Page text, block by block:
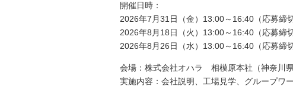
開催日時：
2026年7 月31 日（金） 13:00～ 16:40 （応募締
2026年8 月 18日（火） 13:00～ 16:40 （応募締
2026年8 月 26日（水） 13:00～ 16:40 （応募締
会場：株式会社オハラ 相模原本社（神奈川
実施内容：会社説明、工場見学、グループワ